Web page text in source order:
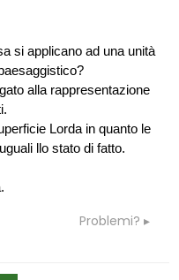
si applicano ad una unità
alla rappresentazione
Lorda in quanto le
llo stato di fatto.
Problemi?